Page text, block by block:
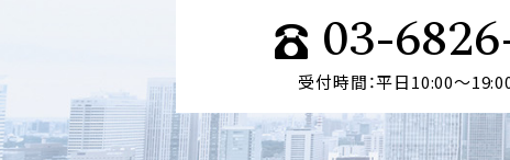
03-
受付時間：平日10:00～